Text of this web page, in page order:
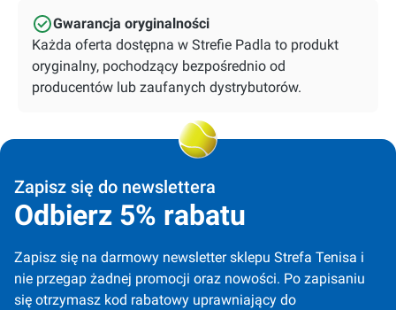
Gwarancja oryginalności
Każda oferta dostępna w Strefie Padla to produkt
oryginalny, pochodzący bezpośrednio od
producentów lub zaufanych dystrybutorów.
Zapisz się do newslettera
Odbierz 5% rabatu
Zapisz się na darmowy newsletter sklepu Strefa Tenisa i
nie przegap żadnej promocji oraz nowości. Po zapisaniu
się otrzymasz kod rabatowy uprawniający do